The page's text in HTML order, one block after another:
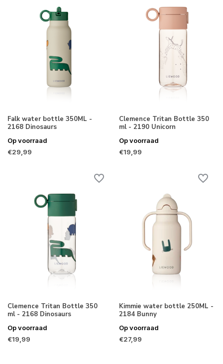
Falk water bottle 350ML -
2168 Dinosaurs
Op voorraad
€29,99
Clemence Tritan Bottle 350
ml - 2190 Unicorn
Op voorraad
€19,99
Clemence Tritan Bottle 350
ml - 2168 Dinosaurs
Op voorraad
€19,99
Kimmie water bottle 250ML -
2184 Bunny
Op voorraad
€27,99